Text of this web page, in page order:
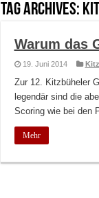
Tag Archives:
Warum das
19. Juni 2014
Zur 12. Kitzbüheler
legendär sind die
Scoring wie bei den
Mehr